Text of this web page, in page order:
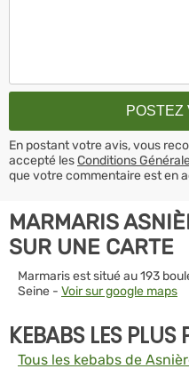
En postant votre avis, vous
accepté lesConditions
que votre commentaire est en
MARMARIS
SUR UNE CARTE
Marmaris est situé au 193
Seine - Voir sur google maps
KEBABS LES PLUS
Tous les kebabs de